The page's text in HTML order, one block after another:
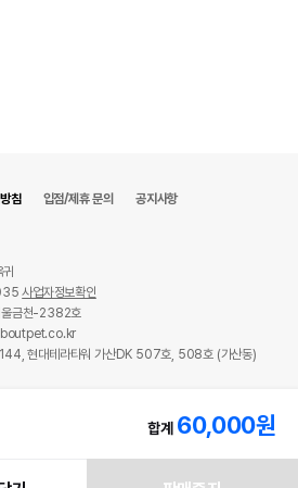
(주)OSP//유로펫
어바웃펫//1644-9601
단, 상품명에 유통기한 명시된 경우, 해당
합계 60,000원
침 입점/제휴 문의 공지사항
귀
사업자정보확인
울금천-2382호
144, 현대테라타워 가산DK 507호, 508호 (가산동)